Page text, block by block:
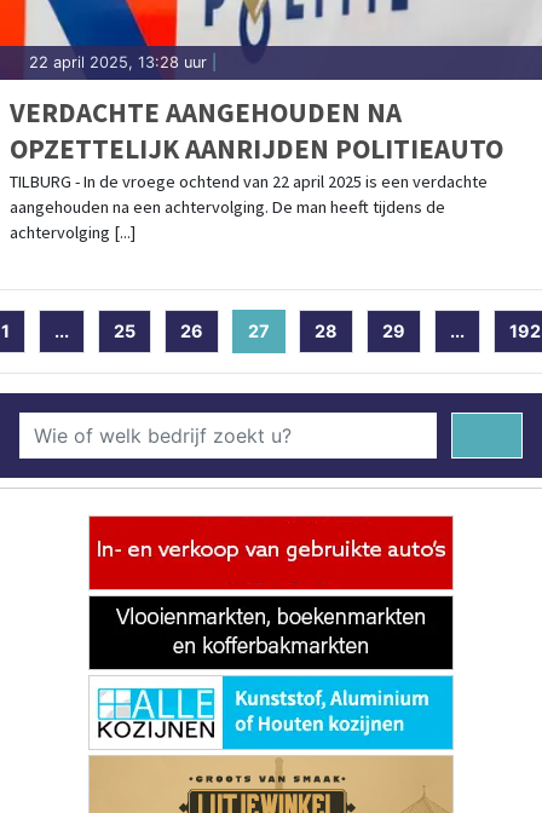
22 april 2025, 13:28 uur
VERDACHTE AANGEHOUDEN NA
OPZETTELIJK AANRIJDEN POLITIEAUTO
TILBURG - In de vroege ochtend van 22 april 2025 is een verdachte
aangehouden na een achtervolging. De man heeft tijdens de
achtervolging [...]
1 ... 25 26 27 (current)
28 29 ... 192